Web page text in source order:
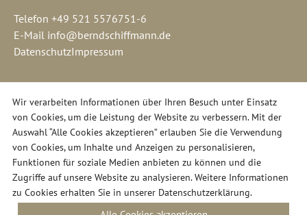
Wir verarbeiten Informationen über Ihren Besuch unter Einsatz
von Cookies, um die Leistung der Website zu verbessern. Mit der
Auswahl “Alle Cookies akzeptieren” erlauben Sie die Verwendung
von Cookies, um Inhalte und Anzeigen zu personalisieren,
Funktionen für soziale Medien anbieten zu können und die
Zugriffe auf unsere Website zu analysieren. Weitere Informationen
zu Cookies erhalten Sie in unserer Datenschutzerklärung.
Telefon +49 521 5576751-6
E-Mail info@berndschiffmann.de
DatenschutzImpressum